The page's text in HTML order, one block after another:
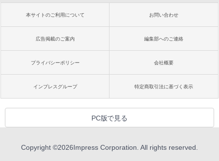
本サイトのご利用について お問い合わせ
広告掲載のご案内 編集部へのご連絡
プライバシーポリシー 会社概要
インプレスグループ 特定商取引法に基づく表示
PC版で見る
Copyright ©2026Impress Corporation. All rights reserved.